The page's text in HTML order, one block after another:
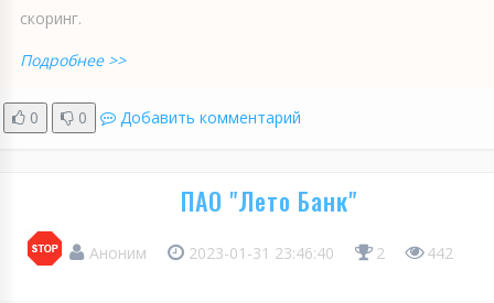
скоринг.
Подробнее >>
0 0 Добавить комментарий
ПАО "Лето Банк"
Аноним 2023-01-31 23:46:40 2 442